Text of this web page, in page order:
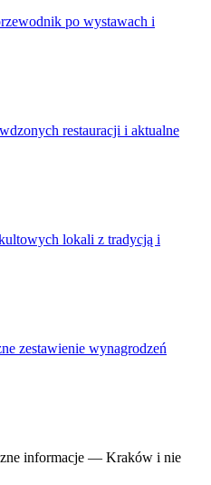
po wystawach i
restauracji i aktualne
lokali z tradycją i
zestawienie wynagrodzeń
informacje — Kraków i nie